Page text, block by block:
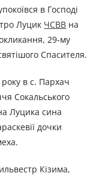
в Господі
Луцик ЧСВВ на
29-му
Спасителя.
в с. Пархач
Сокальського
Луцика сина
дочки
Кізима,